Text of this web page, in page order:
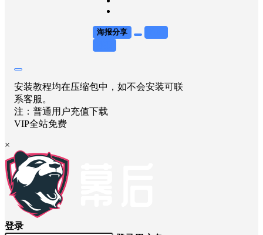
海报分享
安装教程均在压缩包中，如不会安装可联
系客服。
注：普通用户充值下载
VIP全站免费
×
登录